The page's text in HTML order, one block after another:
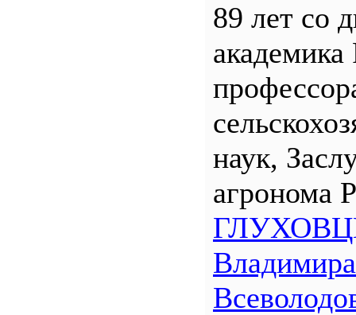
89 лет со
наук,
агронома
Владимира